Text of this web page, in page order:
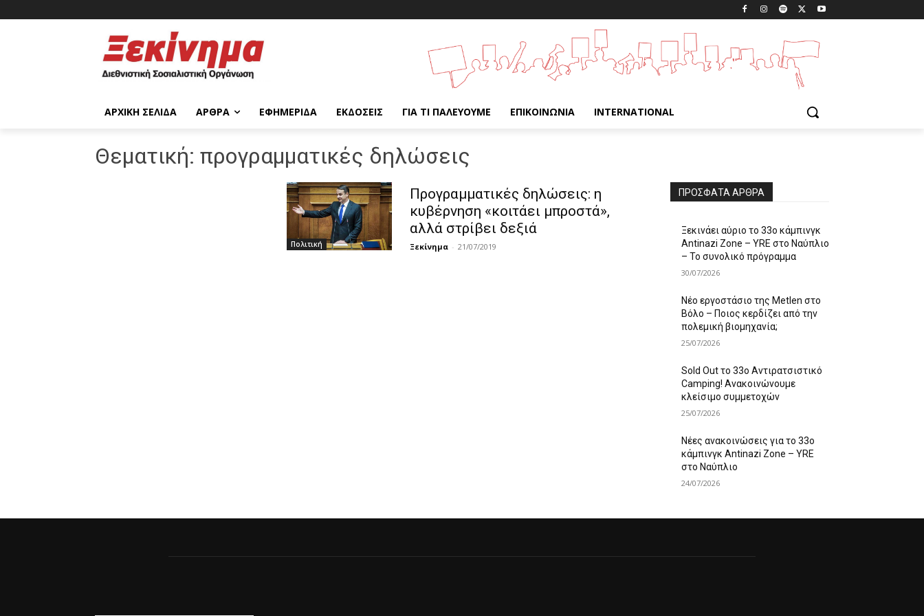
ΑΡΧΙΚΉ ΣΕΛΊΔΑ ΆΡΘΡΑ ΕΦΗΜΕΡΊΔΑ ΕΚΔΌΣΕΙΣ ΓΙΑ ΤΙ ΠΑΛΕΎΟΥΜΕ ΕΠΙΚΟΙΝΩΝΊΑ INTERNATIONAL
Θεματική: προγραμματικές δηλώσεις
Πολιτική
Προγραμματικές δηλώσεις: η
κυβέρνηση «κοιτάει μπροστά»,
αλλά στρίβει δεξιά
Ξεκίνημα - 21/07/2019
ΠΡΌΣΦΑΤΑ ΆΡΘΡΑ
Ξεκινάει αύριο το 33ο κάμπινγκ
Antinazi Zone – YRE στο Ναύπλιο
– Το συνολικό πρόγραμμα
30/07/2026
Νέο εργοστάσιο της Metlen στο
Βόλο – Ποιος κερδίζει από την
πολεμική βιομηχανία;
25/07/2026
Sold Out το 33ο Αντιρατσιστικό
Camping! Ανακοινώνουμε
κλείσιμο συμμετοχών
25/07/2026
Νέες ανακοινώσεις για το 33ο
κάμπινγκ Antinazi Zone – YRE
στο Ναύπλιο
24/07/2026